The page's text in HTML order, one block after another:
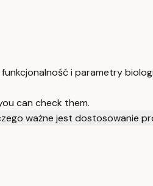
i parametry
can check them.
ważne jest dostosowanie